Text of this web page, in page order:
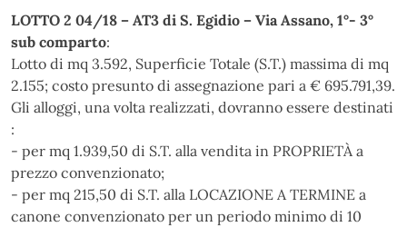
LOTTO 2 04/18 – AT3 di S. Egidio – Via Assano, 1°- 3°
sub comparto:
Lotto di mq 3.592, Superficie Totale (S.T.) massima di mq
2.155; costo presunto di assegnazione pari a € 695.791,39.
Gli alloggi, una volta realizzati, dovranno essere destinati
:
- per mq 1.939,50 di S.T. alla vendita in PROPRIETÀ a
prezzo convenzionato;
- per mq 215,50 di S.T. alla LOCAZIONE A TERMINE a
canone convenzionato per un periodo minimo di 10